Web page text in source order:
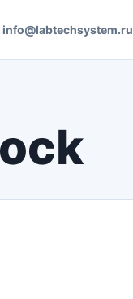
info@labtechsystem.ru